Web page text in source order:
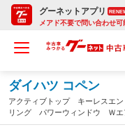
グーネットアプリ
メアド不要で問い合わせ可
ダイハツ コペン
アクティブトップ キーレスエ
リング パワーウィンドウ Ｗ
インチアルミホイール（大分県）